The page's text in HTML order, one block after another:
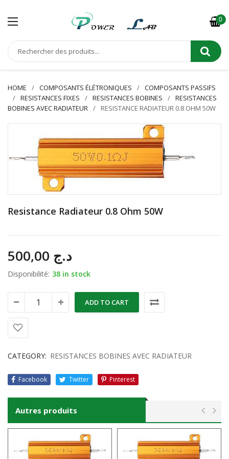
0
HOME COMPOSANTS ÉLÉTRONIQUES
COMPOSANTS PASSIFS
RESISTANCES FIXES
RESISTANCES BOBINES
RESISTANCES
BOBINES AVEC RADIATEUR
RESISTANCE RADIATEUR 0.8 OHM 50W
Resistance Radiateur 0.8 Ohm 50W
د.ج
Disponibilité: 38 in stock
ADD TO CART
CATEGORY: RESISTANCES BOBINES AVEC RADIATEUR
Facebook Twitter Pinterest
Autres produits